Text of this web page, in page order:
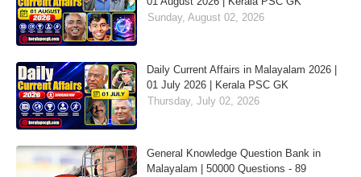
Sunday, August 02, 2026
Daily Current Affairs in Malayalam 2026 |
01 July 2026 | Kerala PSC GK
Thursday, July 02, 2026
General Knowledge Question Bank in
Malayalam | 50000 Questions - 89